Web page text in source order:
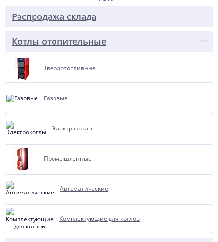
Распродажа склада
Котлы отопительные
Твердотопливные
Газовые
Электрокотлы
Промышленные
Автоматические
Комплектующие для котлов